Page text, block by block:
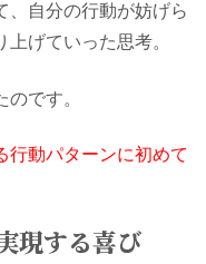
、自分の行動が妨げら
げていった思考。
です。
行動パターンに初めて
現する喜び